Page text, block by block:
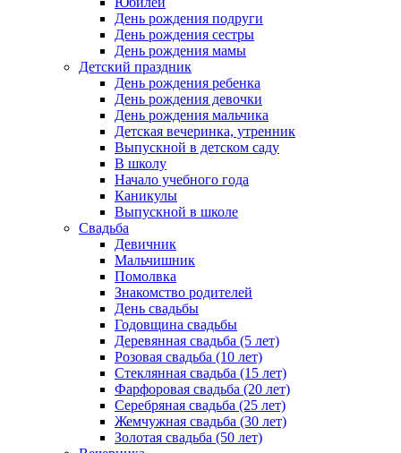
День рождения подруги
День рождения сестры
День рождения мамы
Детский праздник
День рождения ребенка
День рождения девочки
День рождения мальчика
Детская вечеринка, утренник
Выпускной в детском саду
В школу
Начало учебного года
Каникулы
Выпускной в школе
Свадьба
Девичник
Мальчишник
Помолвка
Знакомство родителей
День свадьбы
Годовщина свадьбы
Деревянная свадьба (5 лет)
Розовая свадьба (10 лет)
Стеклянная свадьба (15 лет)
Фарфоровая свадьба (20 лет)
Серебряная свадьба (25 лет)
Жемчужная свадьба (30 лет)
Золотая свадьба (50 лет)